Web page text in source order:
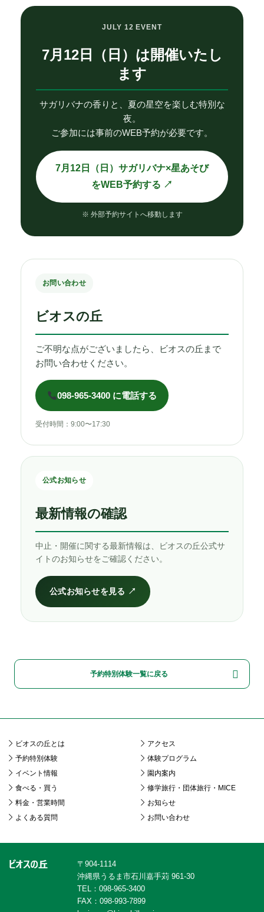
JULY 12 EVENT
7月12日（日）は開催いたし
ます
サガリバナの香りと、夏の星空を楽しむ特別な
夜。
ご参加には事前のWEB予約が必要です。
7月12日（日）サガリバナ×星あそび
をWEB予約する ↗
※ 外部予約サイトへ移動します
お問い合わせ
ビオスの丘
ご不明な点がございましたら、ビオスの丘まで
お問い合わせください。
098-965-3400 に電話する
受付時間：9:00〜17:30
公式お知らせ
最新情報の確認
中止・開催に関する最新情報は、ビオスの丘公式サ
イトのお知らせをご確認ください。
公式お知らせを見る ↗
予約特別体験一覧に戻る
ビオスの丘とは
アクセス
予約特別体験
体験プログラム
イベント情報
園内案内
食べる・買う
修学旅行・団体旅行・MICE
料金・営業時間
お知らせ
よくある質問
お問い合わせ
〒904-1114
沖縄県うるま市石川嘉手苅 961-30
TEL：098-965-3400
FAX：098-993-7899